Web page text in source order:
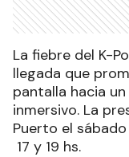
La fiebre del K-
llegada que
pantalla hacia
inmersivo. La
Puerto el
17 y 19 hs.